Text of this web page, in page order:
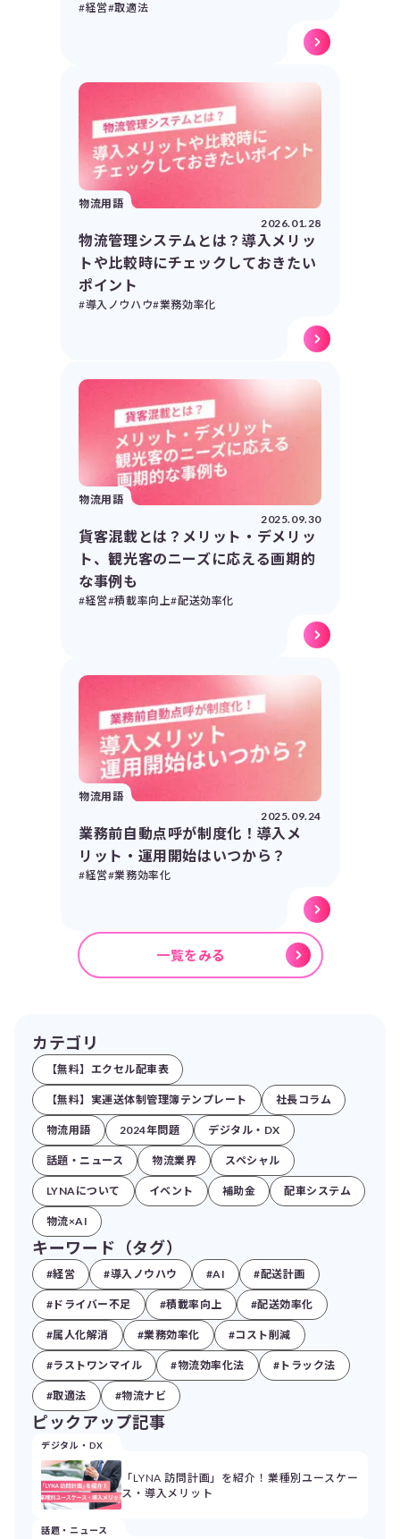
#経営#取適法
物流用語
2026.01.28
物流管理システムとは？導入メリッ
トや比較時にチェックしておきたい
ポイント
#導入ノウハウ#業務効率化
物流用語
2025.09.30
貨客混載とは？メリット・デメリッ
ト、観光客のニーズに応える画期的
な事例も
#経営#積載率向上#配送効率化
物流用語
2025.09.24
業務前自動点呼が制度化！導入メ
リット・運用開始はいつから？
#経営#業務効率化
一覧をみる
カテゴリ
【無料】エクセル配車表
【無料】実運送体制管理簿テンプレート 社長コラム
物流用語 2024年問題 デジタル・DX
話題・ニュース 物流業界 スペシャル
LYNAについて イベント 補助金 配車システム
物流×AI
キーワード（タグ）
#経営 #導入ノウハウ #AI #配送計画
#ドライバー不足 #積載率向上 #配送効率化
#属人化解消 #業務効率化 #コスト削減
#ラストワンマイル #物流効率化法 #トラック法
#取適法 #物流ナビ
ピックアップ記事
デジタル・DX
「LYNA 訪問計画」を紹介！業種別ユースケー
ス・導入メリット
話題・ニュース